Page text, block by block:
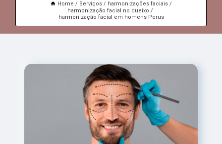
Home Serviços
harmonizações faciais
harmonização facial no queixo
harmonização facial em homens Perus